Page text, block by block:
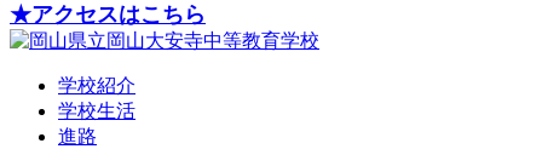
★アクセスはこちら
学校紹介
学校生活
進路